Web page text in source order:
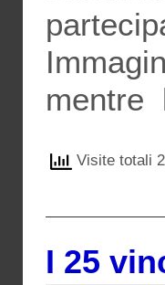
Visite totali
I 25